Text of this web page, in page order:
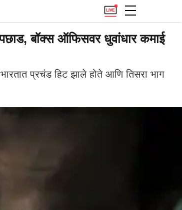
बॉक्स ऑफिसवर धुवांधार कमाई
प्रचंड हिट झाले होते आणि तिसरा भाग